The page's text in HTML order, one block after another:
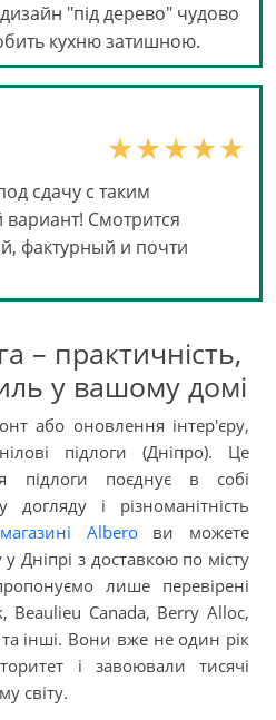
дизайн "під дерево" чудово
кухню затишною.
сдачу с таким
Смотрится
фактурный и почти
– практичність,
у вашому домі
або оновлення інтер'єру,
підлоги (Дніпро). Це
підлоги поєднує в собі
догляду і різноманітність
магазині Alberoви можете
у Дніпрі з доставкою по місту
лише перевірені
Beaulieu Canada, Berry Alloc,
та інші. Вони вже не один рік
і завоювали тисячі
світу.